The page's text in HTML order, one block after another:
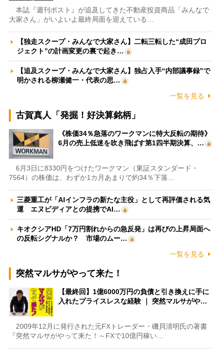
本誌『週刊ポスト』が追及してきた不動産投資商品「みんなで
大家さん」がいよいよ最終局面を迎えている…
【独走スクープ・みんなで大家さん】二転三転した“成田プロ
ジェクト”の計画変更の裏で起き…
【追及スクープ・みんなで大家さん】独占入手“内部議事録”で
明かされる柳瀬健一・代表の思…
一覧を見る
古賀真人「発掘！好決算銘柄」
《株価34％急落のワークマンに特大反転の期待》
6月の売上低迷を吹き飛ばす第1四半期決算、…
6月3日に8330円をつけたワークマン（東証スタンダード・
7564）の株価は、わずか1カ月あまりで約34％下落…
三菱重工が「AIインフラの新たな主役」として再評価される気
運 エヌビディアとの提携でAI…
キオクシアHD「7万円割れからの急反発」は再びの上昇局面へ
の反転シグナルか？ 市場のムー…
一覧を見る
突然マルサがやって来た！
【最終回】1億6000万円の負債と引き換えに手に
入れたプライスレスな経験 ｜ 突然マルサがや…
2009年12月に発行された元FXトレーダー・磯貝清明氏の著書
『突然マルサがやって来た！～FXで10億円稼い…